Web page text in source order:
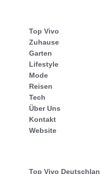
Top Vivo
Zuhause
Garten
Lifestyle
Mode
Reisen
Tech
Über Uns
Kontakt
Website
Top Vivo